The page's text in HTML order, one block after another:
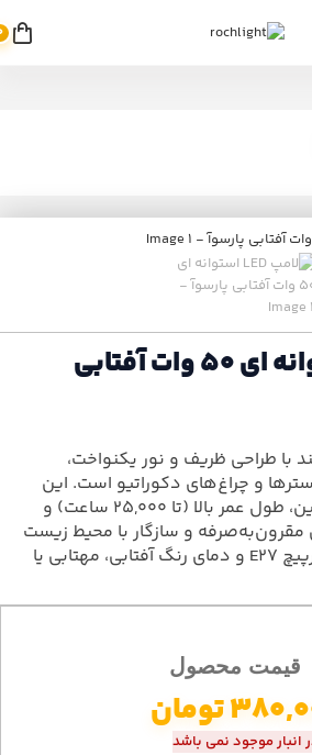
لامپ LED استوانه ای 50 وات آفتابی
با طراحی ظریف و نور یکنواخت،
و چراغ‌های دکوراتیو است. این
لامپ با مصرف انرژی پایین، طول عمر بالا (تا 25,000 ساعت) و
مقرون‌به‌صرفه و سازگار با محیط زیست
محسوب می‌شود. با سرپیچ E27 و دمای رنگ آفتابی، مهتابی یا
قیمت محصول
تومان
انبار موجود نمی باشد